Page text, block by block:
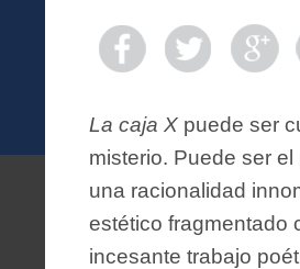
La caja X puede ser
misterio. Puede ser
una racionalidad
estético fragmentado
incesante trabajo